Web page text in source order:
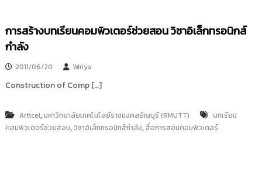
การสร้างบทเรียนคอมพิวเตอร์ช่วยสอน วิชาอิเล็กทรอนิกส์
กำลัง
2011/06/20 Wiriya
Construction of Comp […]
Articel,มหาวิทยาลัยเทคโนโลยีราชมงคลธัญบุรี (RMUTT)
บทเรียน
คอมพิวเตอร์ช่วยสอน, วิชาอิเล็กทรอนิกส์กำลัง, สื่อการสอนคอมพิวเตอร์